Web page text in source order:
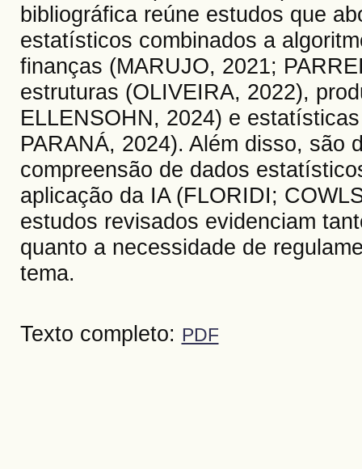
bibliográfica reúne estudos que
estatísticos combinados a
finanças (MARUJO, 2021;
estruturas (OLIVEIRA, 2022),
ELLENSOHN, 2024) e
PARANÁ, 2024). Além disso, são
compreensão de dados
aplicação da IA (FLORIDI;
estudos revisados evidenciam
quanto a necessidade de
tema.
Texto completo: PDF